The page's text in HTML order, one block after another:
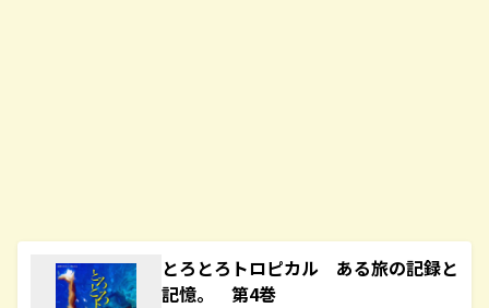
とろとろトロピカル ある旅の記録と
記憶。 第4巻